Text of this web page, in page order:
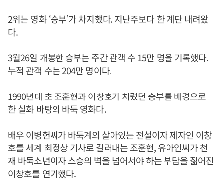
2위는 영화 ‘승부’가 차지했다. 지난주보다 한 계단 내려왔
다.
3월26일 개봉한 승부는 주간 관객 수 15만 명을 기록했다.
누적 관객 수는 204만 명이다.
1990년대 초 조훈현과 이창호가 치렀던 승부를 배경으로
한 실화 바탕의 바둑 영화다.
배우 이병헌씨가 바둑계의 살아있는 전설이자 제자인 이창
호를 세계 최정상 기사로 길러내는 조훈현, 유아인씨가 천
재 바둑소년이자 스승의 벽을 넘어서야 하는 부담을 짊어진
이창호를 연기했다.